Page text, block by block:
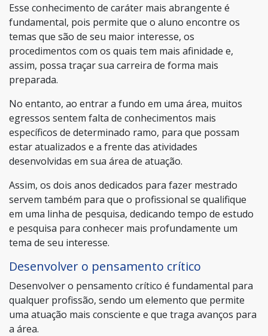
Esse conhecimento de caráter mais abrangente é
fundamental, pois permite que o aluno encontre os
temas que são de seu maior interesse, os
procedimentos com os quais tem mais afinidade e,
assim, possa traçar sua carreira de forma mais
preparada.
No entanto, ao entrar a fundo em uma área, muitos
egressos sentem falta de conhecimentos mais
específicos de determinado ramo, para que possam
estar atualizados e a frente das atividades
desenvolvidas em sua área de atuação.
Assim, os dois anos dedicados para fazer mestrado
servem também para que o profissional se qualifique
em uma linha de pesquisa, dedicando tempo de estudo
e pesquisa para conhecer mais profundamente um
tema de seu interesse.
Desenvolver o pensamento crítico
Desenvolver o pensamento crítico é fundamental para
qualquer profissão, sendo um elemento que permite
uma atuação mais consciente e que traga avanços para
a área.